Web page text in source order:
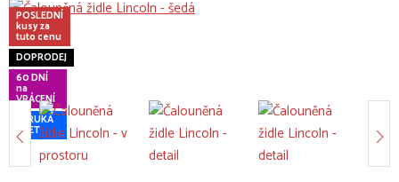
POSLEDNÍ
kusy za
tuto cenu
DOPRODEJ
60 DNÍ
na
VRÁCENÍ
ZÁRUKA
5 LET